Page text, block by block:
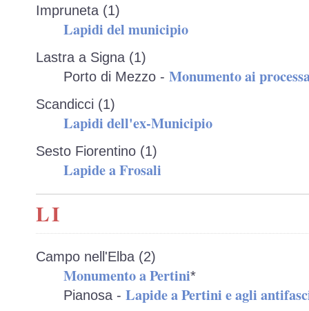
Impruneta (1)
Lapidi del municipio
Lastra a Signa (1)
Porto di Mezzo - Monumento ai
Scandicci (1)
Lapidi dell'ex-Municipio
Sesto Fiorentino (1)
Lapide a Frosali
LI
Campo nell'Elba (2)
Monumento a Pertini*
Pianosa - Lapide a Pertini e agli